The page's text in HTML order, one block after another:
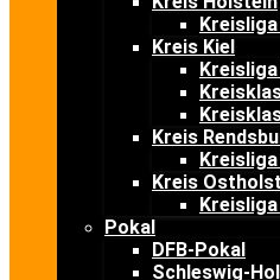
Kreisliga
Kreis Kiel
Kreisliga
Kreis
Kreisliga
Kreis
Kreisliga
Pokal
DFB-Pokal
Schleswig-